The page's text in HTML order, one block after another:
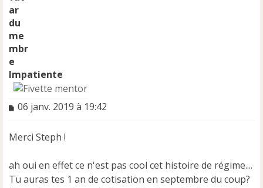
Impatiente
M
s
g
e
n
06 janv. 2019 à 19:42
Merci Steph !
ah oui en effet ce n'est pas cool cet histoire de régime....
Tu auras tes 1 an de cotisation en septembre du coup?